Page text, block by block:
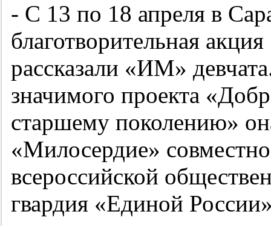
- С 13 по 18 апреля в
благотворительная
рассказали «ИМ»
значимого проекта
старшему поколению»
«Милосердие»
всероссийской
гвардия «Единой